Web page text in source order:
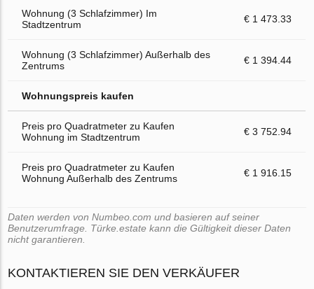
Wohnung (3 Schlafzimmer) Im
Stadtzentrum
€ 1 473.33
Wohnung (3 Schlafzimmer) Außerhalb des
Zentrums
€ 1 394.44
Wohnungspreis kaufen
Preis pro Quadratmeter zu Kaufen
Wohnung im Stadtzentrum
€ 3 752.94
Preis pro Quadratmeter zu Kaufen
Wohnung Außerhalb des Zentrums
€ 1 916.15
Daten werden von Numbeo.com und basieren auf seiner
Benutzerumfrage. Türke.estate kann die Gültigkeit dieser Daten
nicht garantieren.
KONTAKTIEREN SIE DEN VERKÄUFER